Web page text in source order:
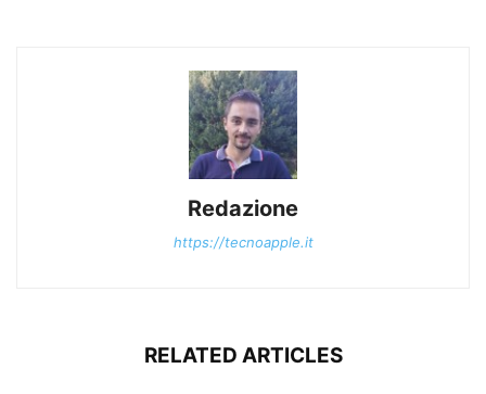
Redazione
https://tecnoapple.it
RELATED ARTICLES